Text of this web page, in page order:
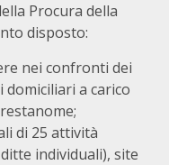
Procura della
disposto:
nei confronti dei
a carico
di 25 attività
individuali), site